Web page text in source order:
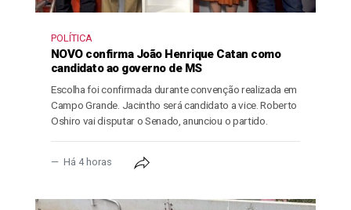
POLÍTICA
NOVO confirma João Henrique Catan como
candidato ao governo de MS
Escolha foi confirmada durante convenção realizada em
Campo Grande. Jacintho será candidato a vice. Roberto
Oshiro vai disputar o Senado, anunciou o partido.
Há 4 horas